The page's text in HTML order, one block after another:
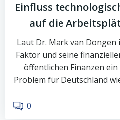
Einfluss
auf die
Laut Dr. Mark van Dongen
Faktor und seine
öffentlichen Finanzen
Problem für Deutschland
0